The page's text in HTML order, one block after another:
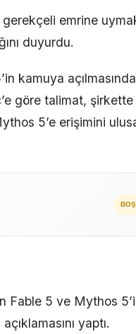
emrine
duyurdu.
kamuya
göre talimat, şirkette
5’e erişimini
BOŞ
Fable 5 ve Mythos
yaptı.